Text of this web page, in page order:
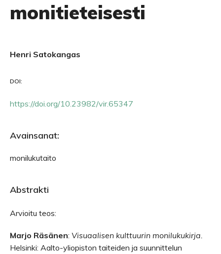
monitieteisesti
Henri Satokangas
DOI:
https://doi.org/10.23982/vir.65347
Avainsanat:
monilukutaito
Abstrakti
Arvioitu teos:
Marjo Räsänen: Visuaalisen kulttuurin monilukukirja.
Helsinki: Aalto-yliopiston taiteiden ja suunnittelun